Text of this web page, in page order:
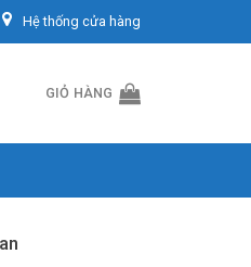
Hệ thống cửa hàng
GIỎ HÀNG